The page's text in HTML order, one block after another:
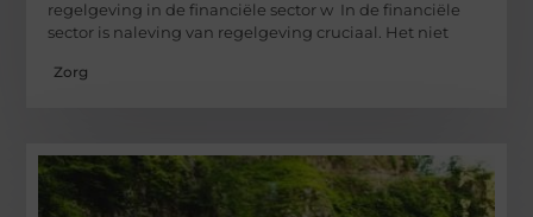
regelgeving in de financiële sector w In de financiële
sector is naleving van regelgeving cruciaal. Het niet
Zorg